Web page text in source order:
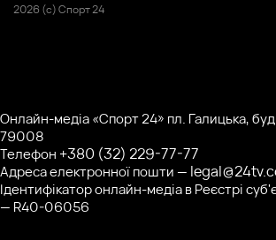
2026 (с) Спорт 24
Онлайн-медіа «Спорт 24» пл. Галицька,
79008
Телефон +380 (32) 229-77-77
Адреса електронної пошти —
Ідентифікатор онлайн-медіа в Реєстрі
— R40-06056